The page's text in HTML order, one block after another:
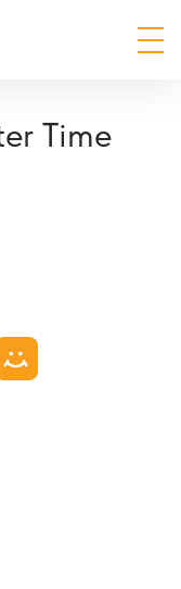
Time